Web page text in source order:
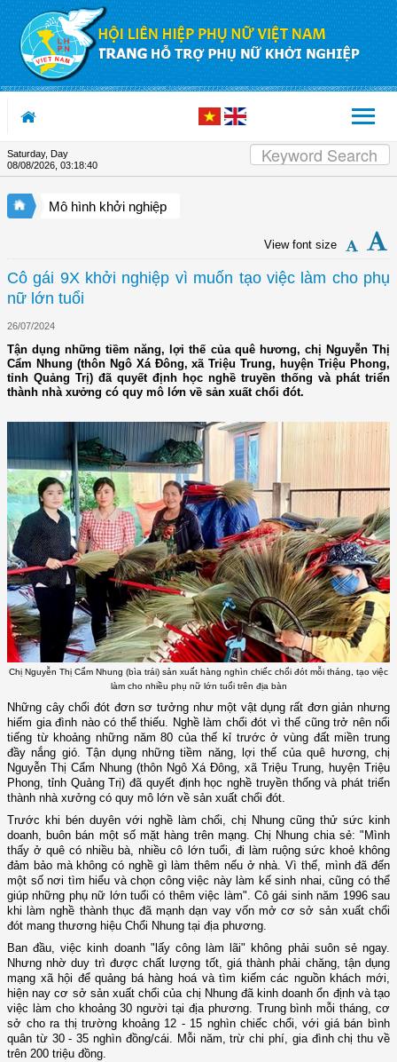
Skip to Content
Saturday, Day
08/08/2026 03:18:41
Mô hình khởi nghiệp
View font size
Cô gái 9X khởi nghiệp vì muốn tạo việc làm cho phụ
nữ lớn tuổi
26/07/2024
Tận dụng những tiềm năng, lợi thế của quê hương, chị Nguyễn Thị
Cẩm Nhung (thôn Ngô Xá Đông, xã Triệu Trung, huyện Triệu Phong,
tỉnh Quảng Trị) đã quyết định học nghề truyền thống và phát triển
thành nhà xưởng có quy mô lớn về sản xuất chổi đót.
Chị Nguyễn Thị Cẩm Nhung (bìa trái) sản xuất hàng nghìn chiếc chổi đót mỗi tháng, tạo việc
làm cho nhiều phụ nữ lớn tuổi trên địa bàn
Những cây chổi đót đơn sơ tưởng như một vật dụng rất đơn giản nhưng
hiếm gia đình nào có thể thiếu. Nghề làm chổi đót vì thế cũng trở nên nổi
tiếng từ khoảng những năm 80 của thế kỉ trước ở vùng đất miền trung
đầy nắng gió. Tận dụng những tiềm năng, lợi thế của quê hương, chị
Nguyễn Thị Cẩm Nhung (thôn Ngô Xá Đông, xã Triệu Trung, huyện Triệu
Phong, tỉnh Quảng Trị) đã quyết định học nghề truyền thống và phát triển
thành nhà xưởng có quy mô lớn về sản xuất chổi đót.
Trước khi bén duyên với nghề làm chổi, chị Nhung cũng thử sức kinh
doanh, buôn bán một số mặt hàng trên mạng. Chị Nhung chia sẻ: "Mình
thấy ở quê có nhiều bà, nhiều cô lớn tuổi, đi làm ruộng sức khoẻ không
đảm bảo mà không có nghề gì làm thêm nếu ở nhà. Vì thế, mình đã đến
một số nơi tìm hiểu và chọn công việc này làm kế sinh nhai, cũng có thể
giúp những phụ nữ lớn tuổi có thêm việc làm". Cô gái sinh năm 1996 sau
khi làm nghề thành thục đã mạnh dạn vay vốn mở cơ sở sản xuất chổi
đót mang thương hiệu Chổi Nhung tại địa phương.
Ban đầu, việc kinh doanh "lấy công làm lãi" không phải suôn sẻ ngay.
Nhưng nhờ duy trì được chất lượng tốt, giá thành phải chăng, tận dụng
mạng xã hội để quảng bá hàng hoá và tìm kiếm các nguồn khách mới,
hiện nay cơ sở sản xuất chổi của chị Nhung đã kinh doanh ổn định và tạo
việc làm cho khoảng 30 người tại địa phương. Trung bình mỗi tháng, cơ
sở cho ra thị trường khoảng 12 - 15 nghìn chiếc chổi, với giá bán bình
quân từ 30 - 35 nghìn đồng/cái. Mỗi năm, trừ chi phí, gia đình chị thu về
trên 200 triệu đồng.